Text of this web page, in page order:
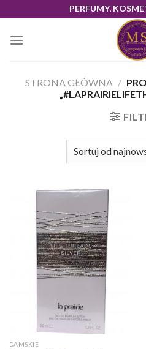
to
content
PERFUMY,
STRONA GŁÓWNA /
DAMSKIE